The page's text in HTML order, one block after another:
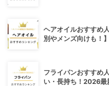
ヘアオイルおすすめ
別やメンズ向けも！】
フライパンおすすめ
い・長持ち！2026最